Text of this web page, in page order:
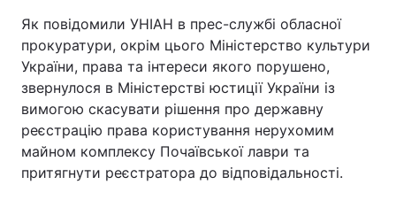
Як повідомили УНІАН в прес-службі обласної
прокуратури, окрім цього Міністерство культури
України, права та інтереси якого порушено,
звернулося в Міністерстві юстиції України із
вимогою скасувати рішення про державну
реєстрацію права користування нерухомим
майном комплексу Почаївської лаври та
притягнути реєстратора до відповідальності.